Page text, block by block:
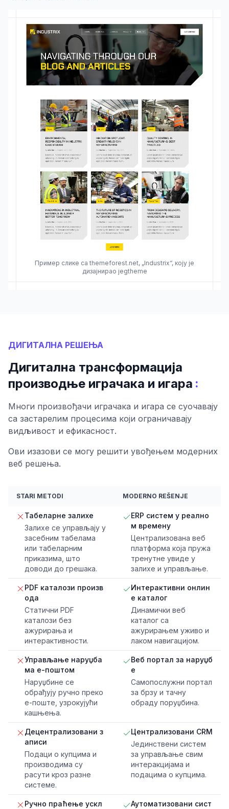
Пример слике са themeforest.net, „Industrix“, коју је
дизајнирао jegtheme
ДИГИТАЛНА РЕШЕЊА
Дигитална трансформација
производње играчака и игара :
Многи произвођачи играчака и игара се суочавају
са застарелим процесима који ограничавају
видљивост и ефикасност.
Ови изазови се могу решити увођењем модерних
веб решења.
STARI METODI MODERNO REŠENJE
Табеларне залихе
Залихе се управљају у
засебним табелама
или табеларним
приказима, што
доводи до грешака.
ERP систем у реално
м времену
Централизована веб
платформа која пружа
тренутне увиде у
залихе и управљање.
PDF каталози произв
ода
Статични PDF
каталози без
ажурирања и
интерактивности.
Интерактивни онлин
е каталог
Динамички веб
каталог са
ажурирањем уживо и
лаком навигацијом.
Управљање наруџба
ма е-поштом
Наруџбине се
обрађују ручно преко
е-поште, узрокујући
кашњења.
Веб портал за наруџб
е
Самопослужни портал
за брзу и тачну
обраду поруџбина.
Децентрализовани з
аписи
Подаци о купцима и
производима су
расути кроз разне
системе.
Централизовани CRM
Јединствени систем
за управљање свим
интеракцијама и
подацима о купцима.
Ручно праћење ускл
Аутоматизовани сист